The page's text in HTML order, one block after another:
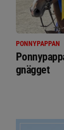
PONNYPAPPAN
gnägget